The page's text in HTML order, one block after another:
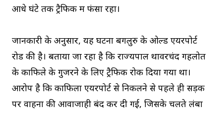
आधे घंटे तक ट्रैफिक में फंसा रहा।
जानकारी के अनुसार, यह घटना बेंगलुरु के ओल्ड एयरपोर्ट
रोड की है। बताया जा रहा है कि राज्यपाल थावरचंद गहलोत
के काफिले के गुजरने के लिए ट्रैफिक रोक दिया गया था।
आरोप है कि काफिला एयरपोर्ट से निकलने से पहले ही सड़क
पर वाहनों की आवाजाही बंद कर दी गई, जिसके चलते लंबा